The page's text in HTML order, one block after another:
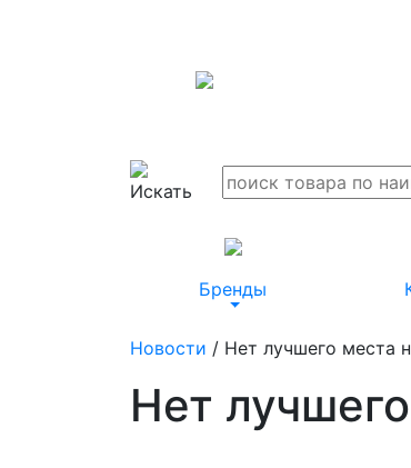
Бренды
Новости / Нет лучшего места
Нет